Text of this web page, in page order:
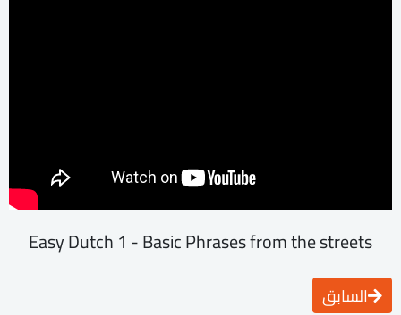
Easy Dutch 1 - Basic Phrases from the streets
السابق